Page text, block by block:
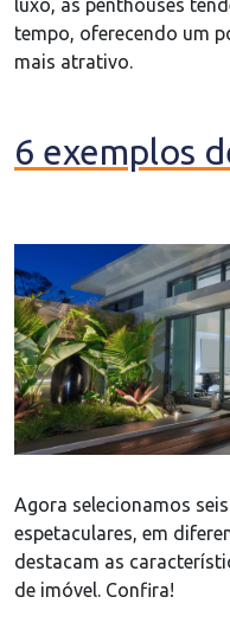
luxo, as penthouses
tempo, oferecendo um
mais atrativo.
6 exemplos
Agora selecionamos
espetaculares, em
destacam as
de imóvel. Confira!